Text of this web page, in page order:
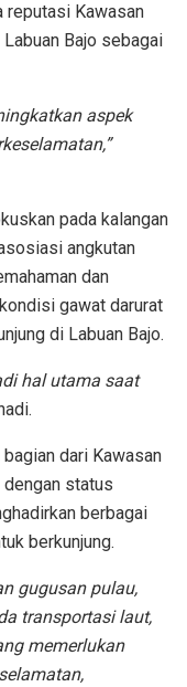
reputasi Kawasan
Bajo sebagai
aspek
pada kalangan
angkutan
dan
gawat darurat
di Labuan Bajo.
hal utama saat
dari Kawasan
status
berbagai
berkunjung.
gugusan pulau,
transportasi laut,
memerlukan